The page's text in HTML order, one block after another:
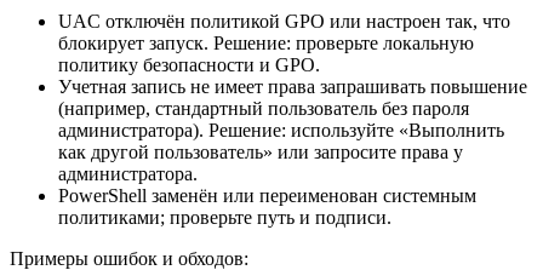
UAC отключён политикой GPO или настроен так, что
блокирует запуск. Решение: проверьте локальную
политику безопасности и GPO.
Учетная запись не имеет права запрашивать повышение
(например, стандартный пользователь без пароля
администратора). Решение: используйте «Выполнить
как другой пользователь» или запросите права у
администратора.
PowerShell заменён или переименован системным
политиками; проверьте путь и подписи.
Примеры ошибок и обходов: